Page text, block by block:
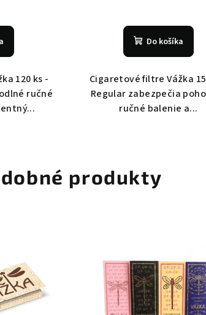
120 ks -
ručné
Do košíka
Cigaretové filtre Vážka
Regular zabezpečia
ručné balenie a...
produkty